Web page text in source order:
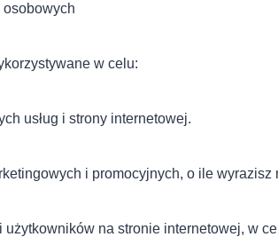
w celu:
usług i strony internetowej.
i promocyjnych, o ile wyrazisz
na stronie internetowej, w